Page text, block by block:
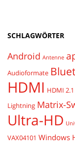
SCHLAGWÖRTER
Android Antenne
Audioformate
HDMI HDMI 2.1
Lightning Matrix-
Ultra-HD
VAX04101 Windows